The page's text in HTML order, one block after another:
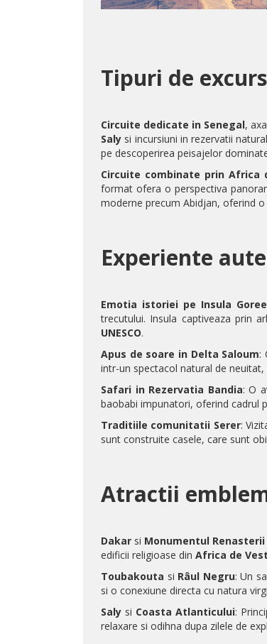
Tipuri de
Circuite dedicate in Senegal,
Saly si incursiuni in rezervatii
pe descoperirea peisajelor
Circuite combinate prin Africa
format ofera o perspectiva
moderne precum Abidjan, oferind
Experiente
Emotia istoriei pe Insula Goree
trecutului. Insula captiveaza prin
UNESCO.
Apus de soare in Delta Saloum:
intr-un spectacol natural de
Safari in Rezervatia Bandia: O
baobabi impunatori, oferind cadrul
Traditiile comunitatii Serer:
sunt construite casele, care sunt
Atractii
Dakar si Monumentul
edificii religioase din Africa de Vest
Toubakouta si Râul Negru: Un
si o conexiune directa cu natura
Saly si Coasta Atlanticului:
relaxare si odihna dupa zilele de